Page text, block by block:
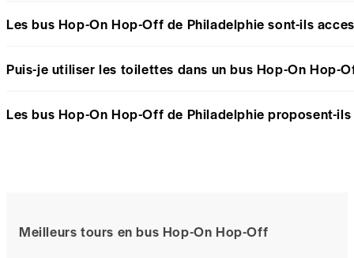
Les bus Hop-On Hop-Off de Philadelphie sont-ils
Puis-je utiliser les toilettes dans un bus Hop-On Hop-
Les bus Hop-On Hop-Off de Philadelphie proposent-
Meilleurs tours en bus Hop-On Hop-Off